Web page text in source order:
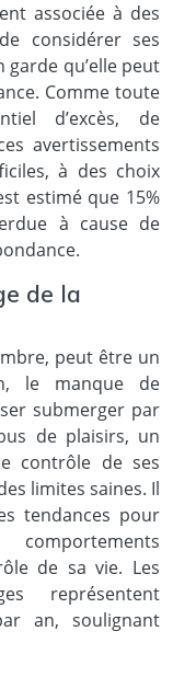
associée à des
considérer ses
qu’elle peut
Comme toute
d’excès, de
avertissements
à des choix
estimé que 15%
à cause de
de la
peut être un
le manque de
submerger par
de plaisirs, un
contrôle de ses
limites saines. Il
tendances pour
de sa vie. Les
représentent
an, soulignant